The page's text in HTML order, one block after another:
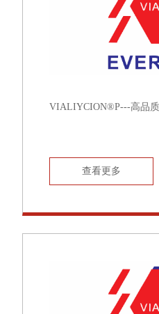
VIALIYCION®P---高品
查看更多